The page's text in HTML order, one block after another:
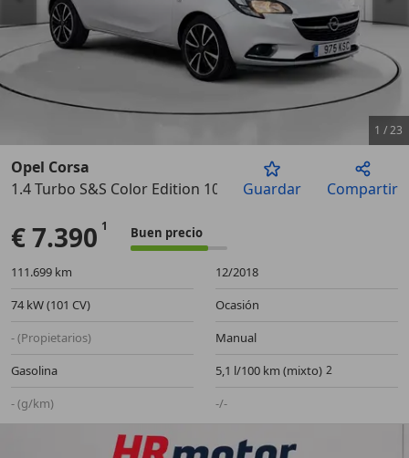
Anterior
1 /23
Opel Corsa
1.4 Turbo S&S Color Edition 100
Guardar Compartir
€ 7.390 Buen precio
111.699 km
12/2018
74 kW (101 CV)
Ocasión
- (Propietarios)
Manual
Gasolina
5,1 l/100 km (mixto)
- (g/km)
-/-